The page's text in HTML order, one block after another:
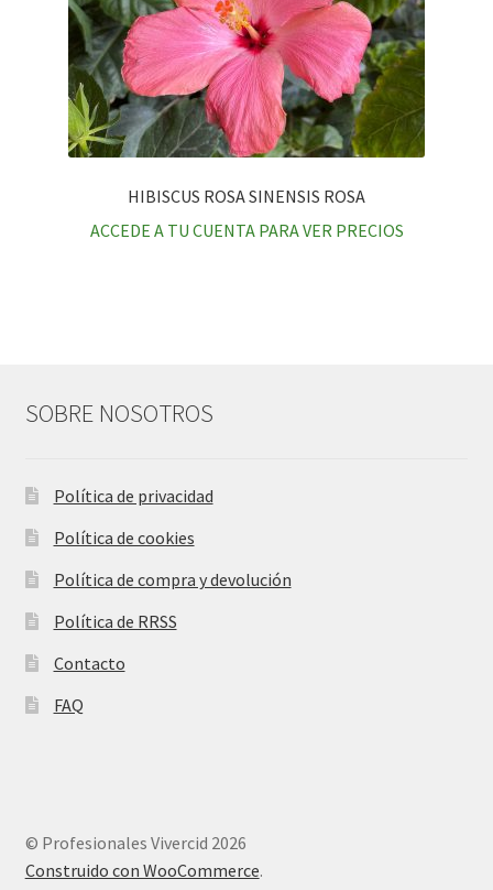
HIBISCUS ROSA SINENSIS ROSA
ACCEDE A TU CUENTA PARA VER PRECIOS
SOBRE NOSOTROS
Política de privacidad
Política de cookies
Política de compra y devolución
Política de RRSS
Contacto
FAQ
© Profesionales Vivercid 2026
Construido con WooCommerce.